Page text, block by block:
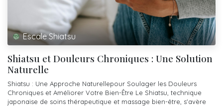
Escale Shiatsu
Shiatsu et Douleurs Chroniques : Une Solution
Naturelle
Shiatsu : Une Approche Naturellepour Soulager les Douleurs
Chroniques et Améliorer Votre Bien-Être Le Shiatsu, technique
japonaise de soins thérapeutique et massage bien-être, s'avère